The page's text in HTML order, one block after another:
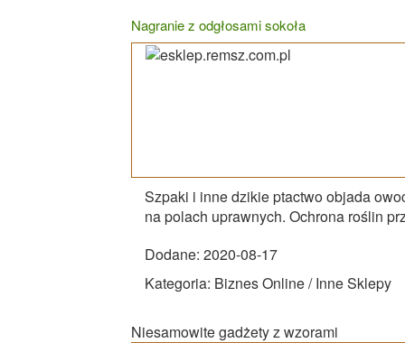
Nagranie z odgłosami sokoła
Szpaki i inne dzikie ptactwo objada
na polach uprawnych. Ochrona roślin
Dodane: 2020-08-17
Kategoria: Biznes Online / Inne Sklepy
Niesamowite gadżety z wzorami